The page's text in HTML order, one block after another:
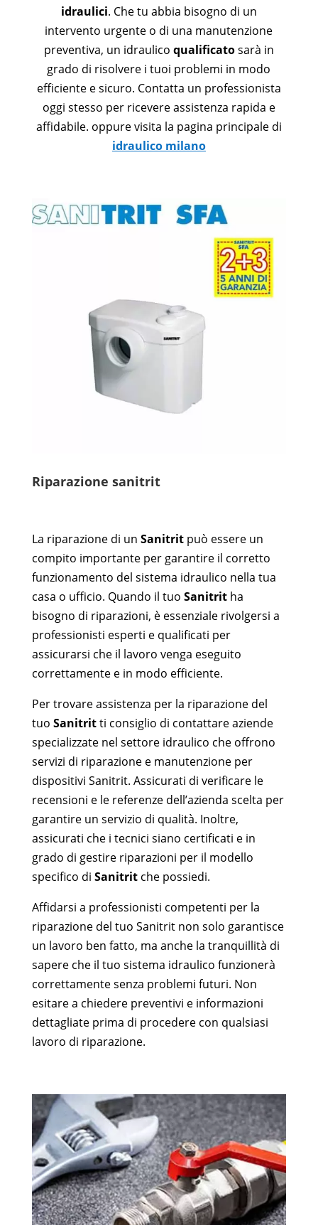
idraulici. Che tu abbia bisogno di un
intervento urgente o di una manutenzione
preventiva, un idraulico qualificatosarà in
grado di risolvere i tuoi problemi in modo
efficiente e sicuro. Contatta un professionista
oggi stesso per ricevere assistenza rapida e
affidabile. oppure visita la pagina principale di
idraulico milano
Riparazione sanitrit
La riparazione di un Sanitrit può essere un
compito importante per garantire il corretto
funzionamento del sistema idraulico nella tua
casa o ufficio. Quando il tuo Sanitritha
bisogno di riparazioni, è essenziale rivolgersi a
professionisti esperti e qualificati per
assicurarsi che il lavoro venga eseguito
correttamente e in modo efficiente.
Per trovare assistenza per la riparazione del
tuo Sanitritti consiglio di contattare aziende
specializzate nel settore idraulico che offrono
servizi di riparazione e manutenzione per
dispositivi Sanitrit. Assicurati di verificare le
recensioni e le referenze dell’azienda scelta per
garantire un servizio di qualità. Inoltre,
assicurati che i tecnici siano certificati e in
grado di gestire riparazioni per il modello
specifico di Sanitritche possiedi.
Affidarsi a professionisti competenti per la
riparazione del tuo Sanitrit non solo garantisce
un lavoro ben fatto, ma anche la tranquillità di
sapere che il tuo sistema idraulico funzionerà
correttamente senza problemi futuri. Non
esitare a chiedere preventivi e informazioni
dettagliate prima di procedere con qualsiasi
lavoro di riparazione.